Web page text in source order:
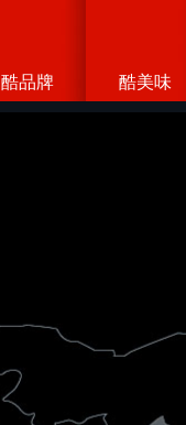
酷品牌 酷美味